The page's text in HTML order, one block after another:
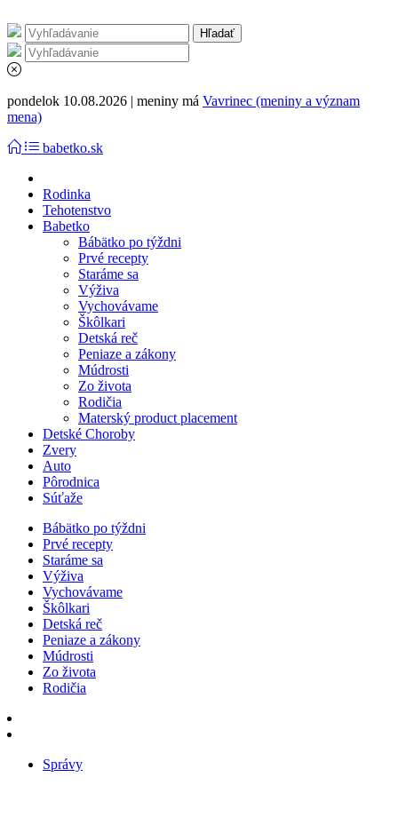
pondelok 10.08.2026 | meniny má Vavrinec (meniny a význam
mena)
babetko.sk
Rodinka
Tehotenstvo
Babetko
Bábätko po týždni
Prvé recepty
Staráme sa
Výživa
Vychovávame
Škôlkari
Detská reč
Peniaze a zákony
Múdrosti
Zo života
Rodičia
Materský product placement
Detské Choroby
Zvery
Auto
Pôrodnica
Súťaže
Bábätko po týždni
Prvé recepty
Staráme sa
Výživa
Vychovávame
Škôlkari
Detská reč
Peniaze a zákony
Múdrosti
Zo života
Rodičia
Správy